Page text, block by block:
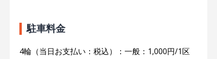
駐車料金
4輪（当日お支払い：税込）：一般：1,000円/1区